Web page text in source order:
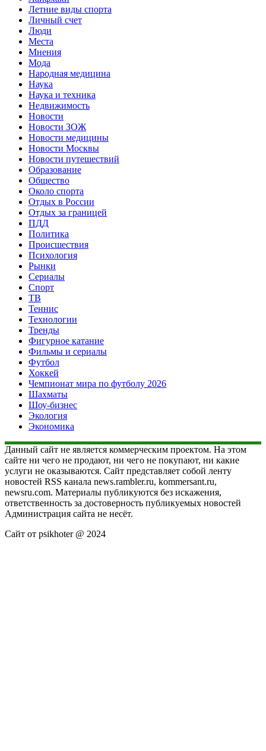
Летние виды спорта
Личный счет
Люди
Места
Мнения
Мода
Народная медицина
Наука
Наука и техника
Недвижимость
Новости
Новости ЗОЖ
Новости медицины
Новости Москвы
Новости путешествий
Образование
Общество
Около спорта
Отдых в России
Отдых за границей
ПДД
Политика
Происшествия
Психология
Рынки
Сериалы
Спорт
ТВ
Теннис
Технологии
Тренды
Фигурное катание
Фильмы и сериалы
Футбол
Хоккей
Чемпионат мира по футболу 2026
Шахматы
Шоу-бизнес
Экология
Экономика
Данный сайт не является коммерческим проектом. На этом
сайте ни чего не продают, ни чего не покупают, ни какие
услуги не оказываются. Сайт представляет собой ленту
новостей RSS канала news.rambler.ru, kommersant.ru,
newsru.com. Материалы публикуются без искажения,
ответственность за достоверность публикуемых новостей
Администрация сайта не несёт.
Сайт от psikhoter @ 2024